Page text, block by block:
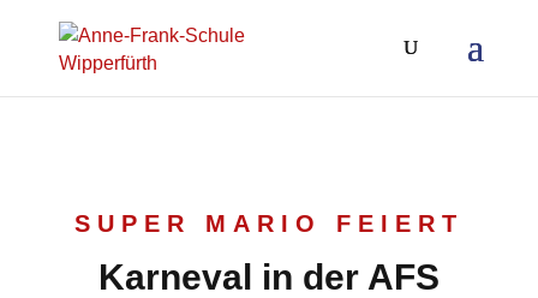
SUPER MARIO FEIERT
Karneval in der AFS